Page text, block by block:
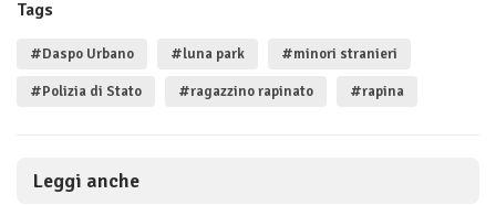
Tags
#Daspo Urbano #luna park #minori stranieri
#Polizia di Stato #ragazzino rapinato #rapina
Leggi anche